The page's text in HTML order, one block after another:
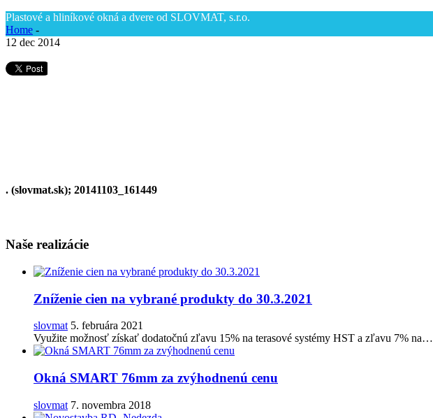
Plastové a hliníkové okná a dvere od SLOVMAT, s.r.o.
Home -
12 dec 2014
. (slovmat.sk); 20141103_161449
Naše realizácie
Zníženie cien na vybrané produkty do 30.3.2021
slovmat 5. februára 2021
Využite možnosť získať dodatočnú zľavu 15% na terasové systémy HST a zľavu 7% na…
Okná SMART 76mm za zvýhodnenú cenu
slovmat 7. novembra 2018